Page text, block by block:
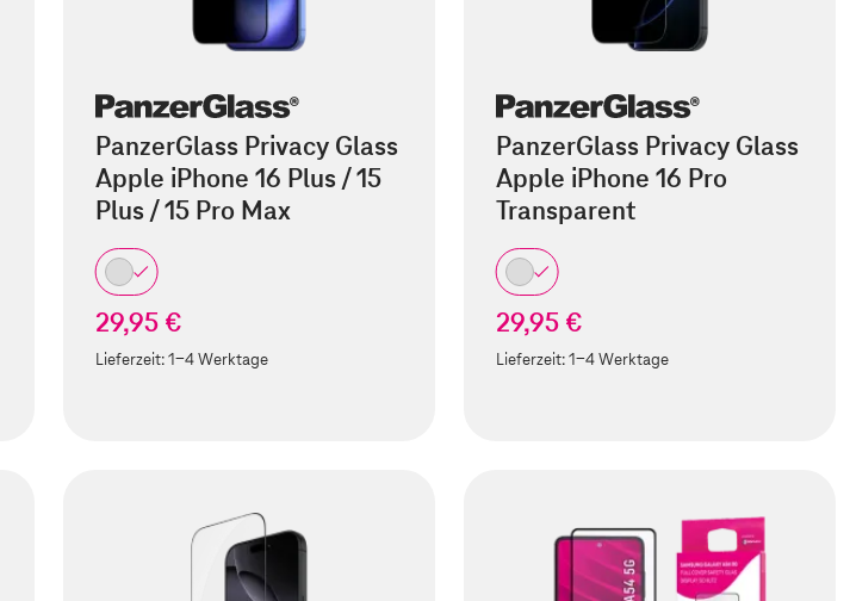
PanzerGlass Privacy Glass
Apple iPhone 16 Plus / 15
Plus / 15 Pro Max
29,95 €
Lieferzeit:1-4 Werktage
PanzerGlass Privacy Glass
Apple iPhone 16 Pro
Transparent
29,95 €
Lieferzeit:1-4 Werktage